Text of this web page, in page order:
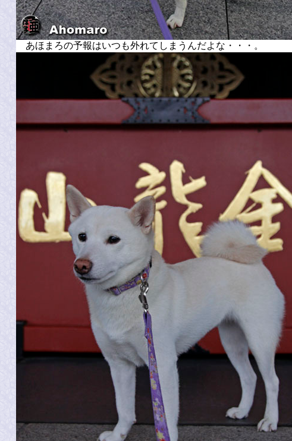
あほまろの予報はいつも外れてしまうんだよな・・・。